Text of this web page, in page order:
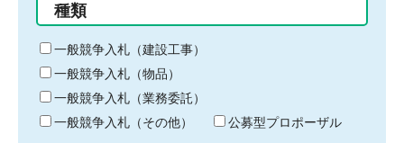
る
キ
ー
ワ
ー
ド
種類
一般競争入札（建設工事）
一般競争入札（物品）
一般競争入札（業務委託）
一般競争入札（その他）
公募型プロポーザル